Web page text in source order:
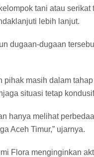
tani atau
lebih lanjut.
dugaan-dugaan
pihak masih dalam
situasi tetap
hanya melihat
Aceh Timur,” ujarnya.
Flora menginginkan